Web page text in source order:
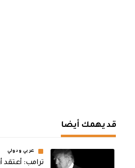
قد يهمك أيضا
عربي ودولي
‏ترامب: أعتقد